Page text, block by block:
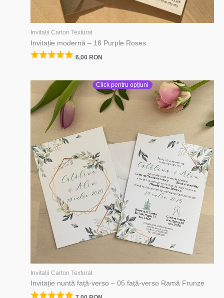
Invitații Carton Texturat
Invitație modernă – 18 Purple Roses
6,00 RON
Click pentru opțiuni
Invitații Carton Texturat
Invitație nuntă față-verso – 05 față-verso Ramă Frunze